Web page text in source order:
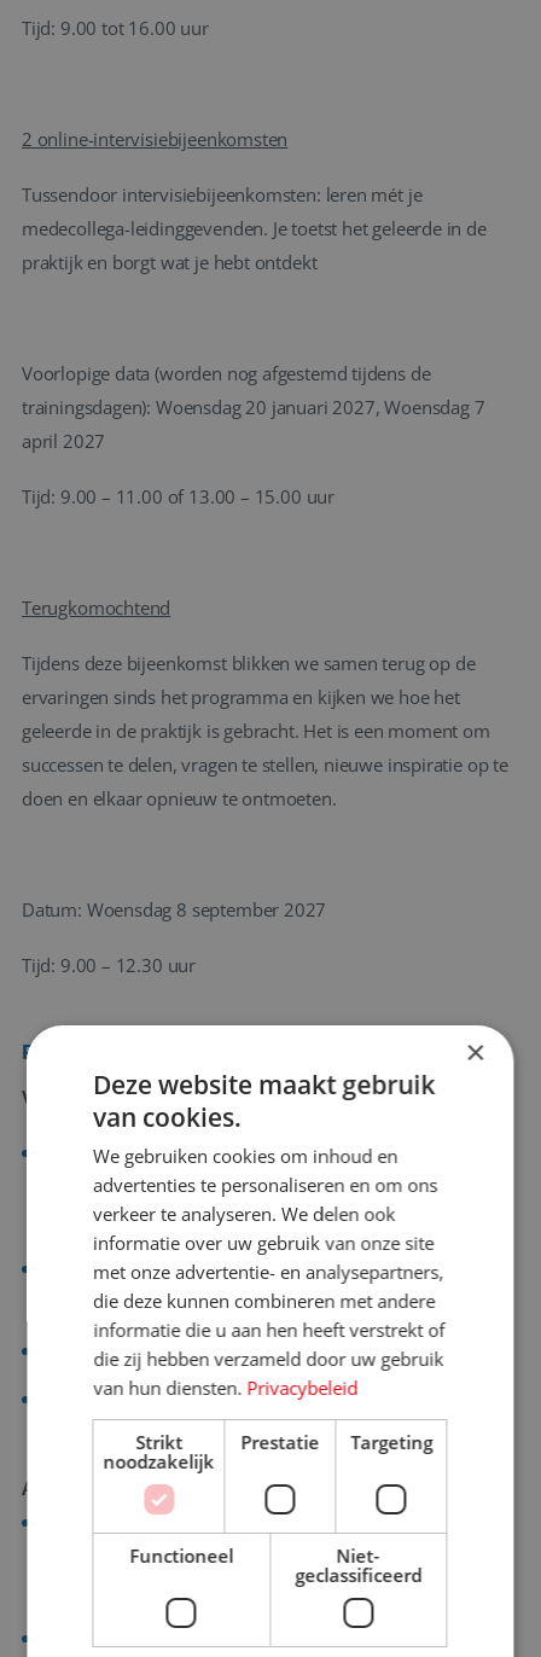
Tijd: 9.00 tot 16.00 uur
2 online-intervisiebijeenkomsten
Tussendoor intervisiebijeenkomsten: leren mét je
medecollega-leidinggevenden. Je toetst het geleerde in de
praktijk en borgt wat je hebt ontdekt
Voorlopige data (worden nog afgestemd tijdens de
trainingsdagen): Woensdag 20 januari 2027, Woensdag 7
april 2027
Tijd: 9.00 – 11.00 of 13.00 – 15.00 uur
Terugkomochtend
Tijdens deze bijeenkomst blikken we samen terug op de
ervaringen sinds het programma en kijken we hoe het
geleerde in de praktijk is gebracht. Het is een moment om
successen te delen, vragen te stellen, nieuwe inspiratie op te
doen en elkaar opnieuw te ontmoeten.
Datum: Woensdag 8 september 2027
Tijd: 9.00 – 12.30 uur
Praktische informatie
Voorwaarden
Je hebt de eerste stappen gezet als leidinggevende en
wilt jezelf verder ontwikkelen in het aansturen van een
team en het versterken van je persoonlijk leiderschap
Je hebt circa 0,5 tot 5 jaar ervaring als leidinggevende
en bent klaar om de volgende stap te zetten
Deelnemers: minimaal 10
Maximaal 2 deelnemers van dezelfde organisatie
Annuleren
Tot 1 maand voor aanvang worden geen kosten in
rekening gebracht, behalve reeds gemaakte kosten ter
voorbereiding van de training.
×
Deze website maakt gebruik
van cookies.
We gebruiken cookies om inhoud en
advertenties te personaliseren en om ons
verkeer te analyseren. We delen ook
informatie over uw gebruik van onze site
met onze advertentie- en analysepartners,
die deze kunnen combineren met andere
informatie die u aan hen heeft verstrekt of
die zij hebben verzameld door uw gebruik
van hun diensten. Privacybeleid
Strikt
noodzakelijk
Prestatie Targeting
Functioneel
Niet-
geclassificeerd